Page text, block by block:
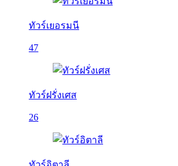
ทัวร์เยอรมนี
47
ทัวร์ฝรั่งเศส
26